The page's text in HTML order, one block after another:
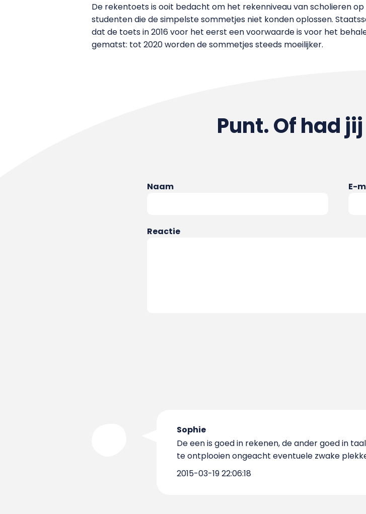
De rekentoets is ooit bedacht om het rekenniveau van scholieren
studenten die de simpelste sommetjes niet konden oplossen.
dat de toets in 2016 voor het eerst een voorwaarde is voor het
gematst: tot 2020 worden de sommetjes steeds moeilijker.
Punt. Of had
Naam E-
Reactie
Sophie
De een is goed in rekenen, de ander goed in
te ontplooien ongeacht eventuele zwake
2015-03-19 22:06:18